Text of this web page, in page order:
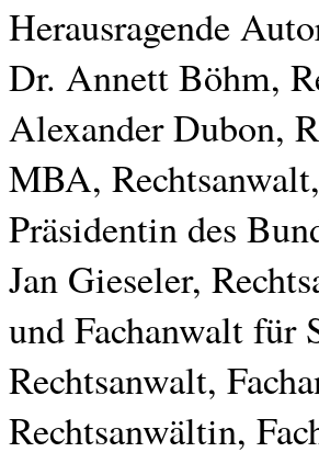
Herausragende
Dr. Annett Böhm,
Alexander Dubon,
MBA,
Präsidentin des
Jan Gieseler,
und Fachanwalt für
Rechtsanwalt,
Rechtsanwältin,